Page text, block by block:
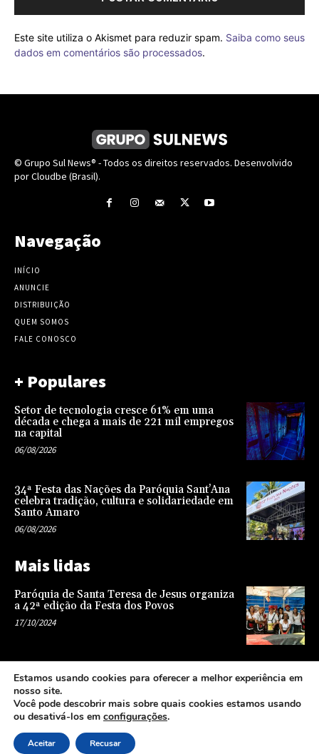
Este site utiliza o Akismet para reduzir spam. Saiba como seus
dados em comentários são processados.
© Grupo Sul News® - Todos os direitos reservados. Desenvolvido
por Cloudbe (Brasil).
Navegação
INÍCIO
ANUNCIE
DISTRIBUIÇÃO
QUEM SOMOS
FALE CONOSCO
+ Populares
Setor de tecnologia cresce 61% em uma
década e chega a mais de 221 mil empregos
na capital
06/08/2026
34ª Festa das Nações da Paróquia Sant’Ana
celebra tradição, cultura e solidariedade em
Santo Amaro
06/08/2026
Mais lidas
Paróquia de Santa Teresa de Jesus organiza
a 42ª edição da Festa dos Povos
17/10/2024
Representatividade na infância: o papel da
escola na formação de uma sociedade mais
justa e equitativa
26/04/2024
Estamos usando cookies para oferecer a melhor experiência em
nosso site.
Você pode descobrir mais sobre quais cookies estamos usando
ou desativá-los em configurações.
Aceitar Recusar